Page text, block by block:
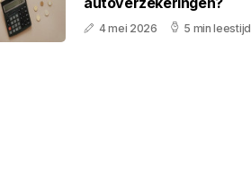
4 mei 2026 5 min leestijd